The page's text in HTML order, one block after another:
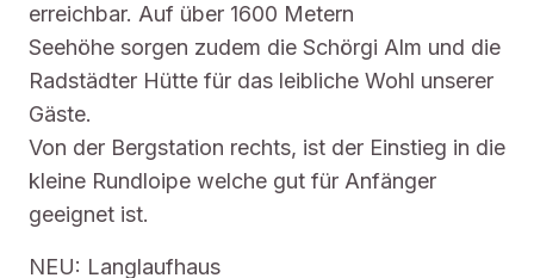
erreichbar. Auf über 1600 Metern
Seehöhe sorgen zudem die Schörgi Alm und die
Radstädter Hütte für das leibliche Wohl unserer
Gäste.
Von der Bergstation rechts, ist der Einstieg in die
kleine Rundloipe welche gut für Anfänger
geeignet ist.
NEU: Langlaufhaus